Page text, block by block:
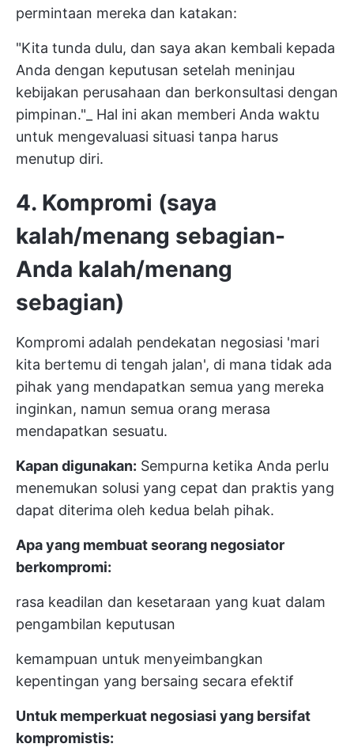
permintaan mereka dan katakan:
"Kita tunda dulu, dan saya akan kembali kepada
Anda dengan keputusan setelah meninjau
kebijakan perusahaan dan berkonsultasi dengan
pimpinan."_ Hal ini akan memberi Anda waktu
untuk mengevaluasi situasi tanpa harus
menutup diri.
4. Kompromi (saya
kalah/menang sebagian-
Anda kalah/menang
sebagian)
Kompromi adalah pendekatan negosiasi 'mari
kita bertemu di tengah jalan', di mana tidak ada
pihak yang mendapatkan semua yang mereka
inginkan, namun semua orang merasa
mendapatkan sesuatu.
Kapan digunakan: Sempurna ketika Anda perlu
menemukan solusi yang cepat dan praktis yang
dapat diterima oleh kedua belah pihak.
Apa yang membuat seorang negosiator
berkompromi:
rasa keadilan dan kesetaraan yang kuat dalam
pengambilan keputusan
kemampuan untuk menyeimbangkan
kepentingan yang bersaing secara efektif
Untuk memperkuat negosiasi yang bersifat
kompromistis: